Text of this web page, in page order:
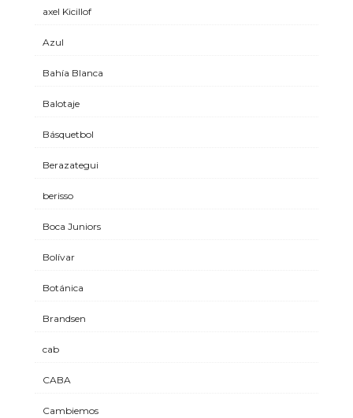
axel Kicillof
Azul
Bahía Blanca
Balotaje
Básquetbol
Berazategui
berisso
Boca Juniors
Bolívar
Botánica
Brandsen
cab
CABA
Cambiemos